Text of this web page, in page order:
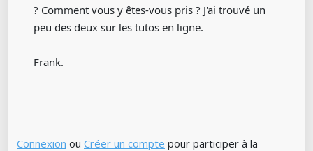
? Comment vous y êtes-vous pris ? J'ai trouvé un
peu des deux sur les tutos en ligne.
Frank.
Connexion ou Créer un compte pour participer à la